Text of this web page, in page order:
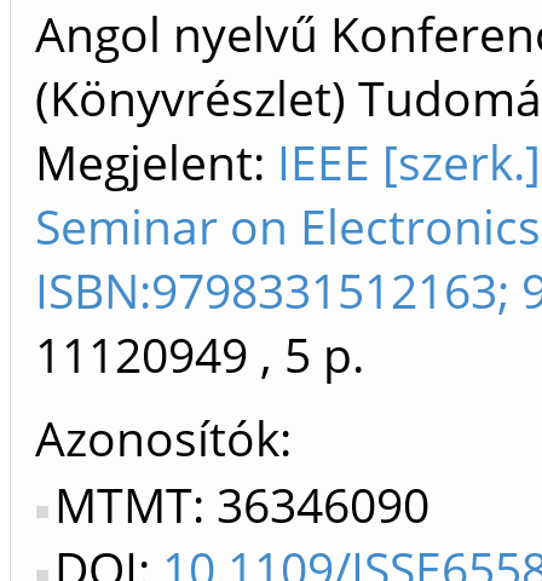
Angol nyelvű
(Könyvrészlet)
Megjelent: IEEE
Seminar on
ISBN:9798331512163;
11120949 , 5 p.
Azonosítók
MTMT: 36346090